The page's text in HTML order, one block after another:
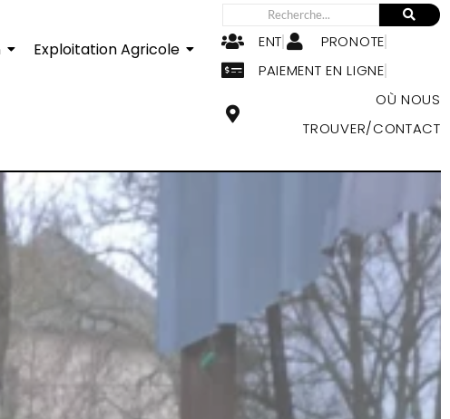
Exploitation Agricole ENT
PRONOTE
PAIEMENT EN LIGNE
OÙ NOUS
TROUVER/CONTACT